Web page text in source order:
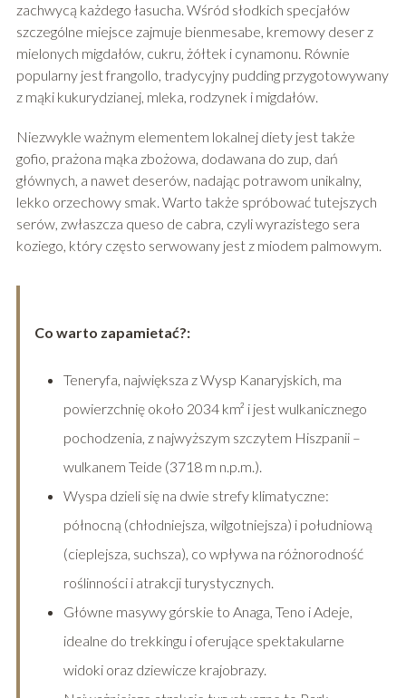
zachwycą każdego łasucha. Wśród słodkich specjałów
szczególne miejsce zajmuje bienmesabe, kremowy deser z
mielonych migdałów, cukru, żółtek i cynamonu. Równie
popularny jest frangollo, tradycyjny pudding przygotowywany
z mąki kukurydzianej, mleka, rodzynek i migdałów.
Niezwykle ważnym elementem lokalnej diety jest także
gofio, prażona mąka zbożowa, dodawana do zup, dań
głównych, a nawet deserów, nadając potrawom unikalny,
lekko orzechowy smak. Warto także spróbować tutejszych
serów, zwłaszcza queso de cabra, czyli wyrazistego sera
koziego, który często serwowany jest z miodem palmowym.
Co warto zapamietać?:
Teneryfa, największa z Wysp Kanaryjskich, ma
powierzchnię około 2034 km² i jest wulkanicznego
pochodzenia, z najwyższym szczytem Hiszpanii –
wulkanem Teide (3718 m n.p.m.).
Wyspa dzieli się na dwie strefy klimatyczne:
północną (chłodniejsza, wilgotniejsza) i południową
(cieplejsza, suchsza), co wpływa na różnorodność
roślinności i atrakcji turystycznych.
Główne masywy górskie to Anaga, Teno i Adeje,
idealne do trekkingu i oferujące spektakularne
widoki oraz dziewicze krajobrazy.